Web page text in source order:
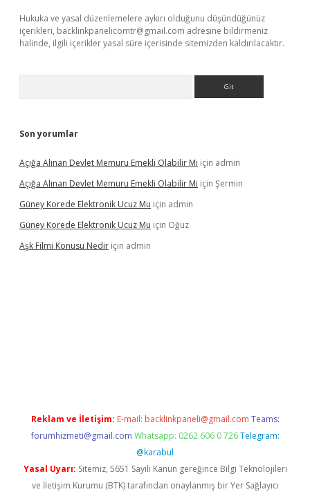
Hukuka ve yasal düzenlemelere aykırı olduğunu düşündüğünüz
içerikleri, backlinkpanelicomtr@gmail.com adresine bildirmeniz
halinde, ilgili içerikler yasal süre içerisinde sitemizden kaldırılacaktır.
Son yorumlar
Açığa Alınan Devlet Memuru Emekli Olabilir Mi için admin
Açığa Alınan Devlet Memuru Emekli Olabilir Mi için Şermin
Güney Korede Elektronik Ucuz Mu için admin
Güney Korede Elektronik Ucuz Mu için Oğuz
Aşk Filmi Konusu Nedir için admin
Reklam ve İletişim: E-mail: backlinkpaneli@gmail.com Teams:
forumhizmeti@gmail.com Whatsapp: 0262 606 0 726 Telegram:
@karabul
Yasal Uyarı: Sitemiz, 5651 Sayılı Kanun gereğince Bilgi Teknolojileri
ve İletişim Kurumu (BTK) tarafından onaylanmış bir Yer Sağlayıcı